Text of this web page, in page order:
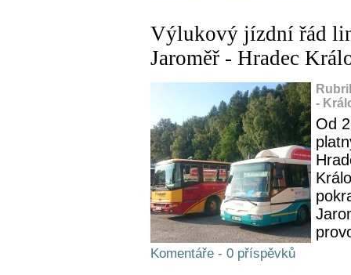
Výlukový jízdní řád
Jaroměř - Hradec
-
Od
Komentáře - 0 příspěvků